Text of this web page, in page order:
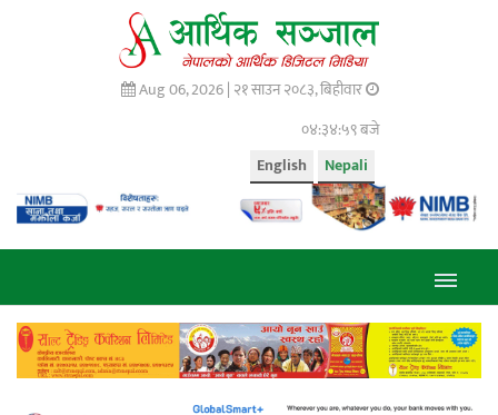
Aug 06, 2026 | २१ साउन २०८३, बिहीवार
०४:३५:० बजे
Nepali
English